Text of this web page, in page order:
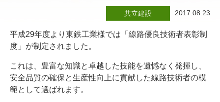
共立建設 2017.08.23
平成29年度より東鉄工業様では「線路優良技術者表彰制
度」が制定されました。
これは、豊富な知識と卓越した技能を遺憾なく発揮し、
安全品質の確保と生産性向上に貢献した線路技術者の模
範として選ばれます。